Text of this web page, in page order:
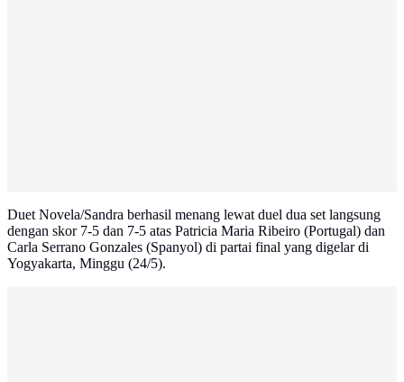
Duet Novela/Sandra berhasil menang lewat duel dua set langsung
dengan skor 7-5 dan 7-5 atas Patricia Maria Ribeiro (Portugal) dan
Carla Serrano Gonzales (Spanyol) di partai final yang digelar di
Yogyakarta, Minggu (24/5).